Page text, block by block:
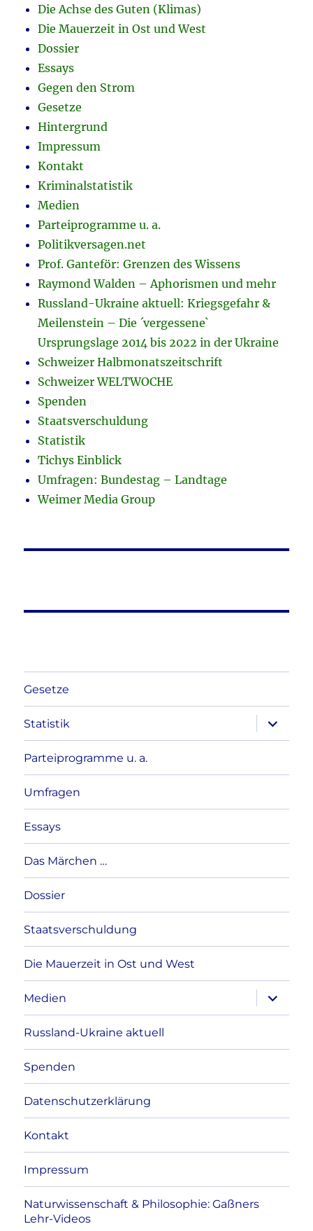
Die Achse des Guten (Klimas)
Die Mauerzeit in Ost und West
Dossier
Essays
Gegen den Strom
Gesetze
Hintergrund
Impressum
Kontakt
Kriminalstatistik
Medien
Parteiprogramme u. a.
Politikversagen.net
Prof. Ganteför: Grenzen des Wissens
Raymond Walden – Aphorismen und mehr
Russland-Ukraine aktuell: Kriegsgefahr &
Meilenstein – Die ´vergessene`
Ursprungslage 2014 bis 2022 in der Ukraine
Schweizer Halbmonatszeitschrift
Schweizer WELTWOCHE
Spenden
Staatsverschuldung
Statistik
Tichys Einblick
Umfragen: Bundestag – Landtage
Weimer Media Group
Gesetze
Statistik
anzeigen
Parteiprogramme u. a.
Umfragen
Essays
Das Märchen …
Dossier
Staatsverschuldung
Die Mauerzeit in Ost und West
Medien
anzeigen
Russland-Ukraine aktuell
Spenden
Datenschutzerklärung
Kontakt
Impressum
Naturwissenschaft & Philosophie: Gaßners
Lehr-Videos